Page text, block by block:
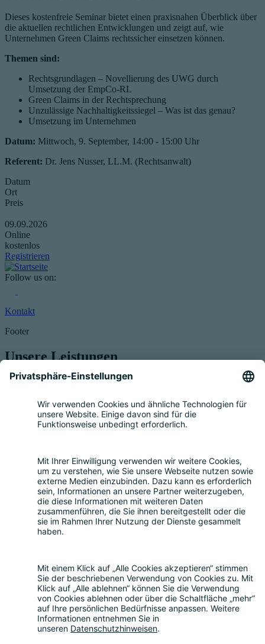
Dieses kostenfreie Seminar bietet einen praxisnahen Überblick über
die aktuellen rechtlichen Entwicklungen und zeigt auf, wie
Unternehmen Green Claims rechtssicher einsetzen können.
Themen sind:
Rechtsgrundlagen – Novellierung des UWG durch
Umsetzung der EmpCo-RL
Green Claims in der Rechtsprechung
Unzulässige Nachhaltigkeitssiegel – Was ist das genau?
Umsetzung im Unternehmen
Datum: Mittwoch, 9. September, 14:00 - 15:00 Uhr
Referent: Dr. Jens Nusser, LL.M. (Rechtsanwalt)
Datum
Ort
Preis
09.09.2026
Online
kostenlos
Registrieren
Follow us on:
Kontakt
Footer
Unsere Leistungen
Service für Elektrogeräte
Mengenmeldung
Entsorgung
Beratung
Handelsrücknahme
Service für Batterien
Service für Verpackungen
Fragen und Antworten
FAQ
Kostenrechner
Downloads
Mediathek
Aktuelles und Termine
News